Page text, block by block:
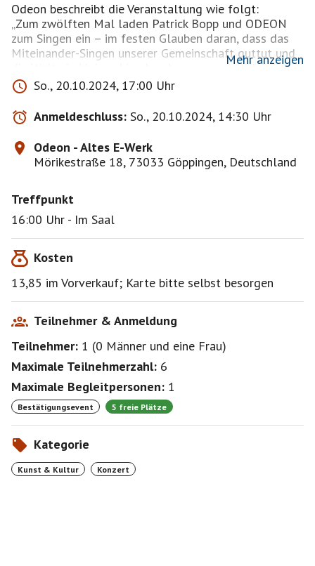
Odeon beschreibt die Veranstaltung wie folgt:
„Zum zwölften Mal laden Patrick Bopp und ODEON
zum Singen ein – im festen Glauben daran, dass das
Miteinander-Singen unserer Gemeinschaft guttut und
die Welt ein kleines bisschen besser macht. Übrigens
ganz unabhängig davon, in welchen Genres wir uns
bewegen, ob Schlager, Rock oder Pop, Volks- oder
Kinderlied, Rap oder Ska.
Es ist ganz einfach: Gesungen wird ohne Noten, der
Text wird auf Leinwand projiziert. Patrick motiviert
vom Klavier aus: Er singt vor, parodiert, bietet
Begleitstimmen an und badet gemeinsam mit allen im
Mehr anzeigen
So., 20.10.2024, 17:00 Uhr
Anmeldeschluss: So., 20.10.2024, 14:30 Uhr
Odeon - Altes E-Werk
Mörikestraße 18, 73033 Göppingen, Deutschland
Treffpunkt
16:00 Uhr - Im Saal
Kosten
13,85 im Vorverkauf; Karte bitte selbst besorgen
Teilnehmer & Anmeldung
Teilnehmer: 1 (0 Männer und eine Frau)
Maximale Teilnehmerzahl: 6
Maximale Begleitpersonen: 1
Bestätigungsevent 5 freie Plätze
Kategorie
Kunst & Kultur Konzert